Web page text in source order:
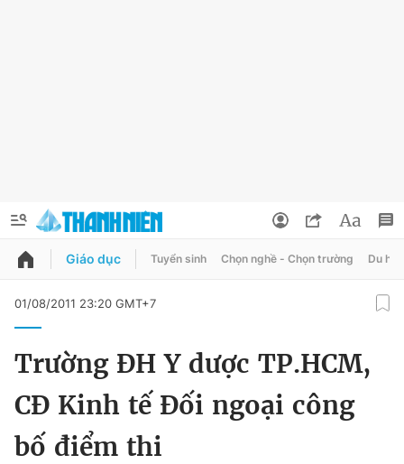
QUẢNG CÁO ĐẶT BÁO
Chuyên mục khác
Đổi mật khẩu
Tin đã lưu
Tin đã xem
Giáo dục Tuyển sinh Chọn nghề - Chọn trường Du học
01/08/2011 23:20 GMT+7
Trường ĐH Y dược TP.HCM,
CĐ Kinh tế Đối ngoại công
bố điểm thi